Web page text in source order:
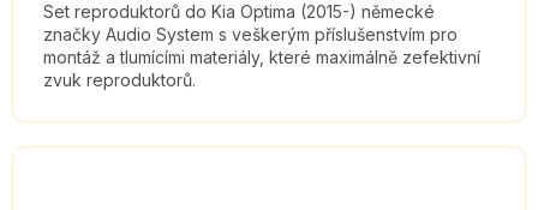
Set reproduktorů do Kia Optima (2015-) německé
značky Audio System s veškerým příslušenstvím pro
montáž a tlumícími materiály, které maximálně zefektivní
zvuk reproduktorů.